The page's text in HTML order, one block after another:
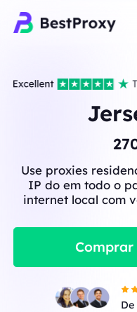
Use proxies
IP do em todo o
internet local com